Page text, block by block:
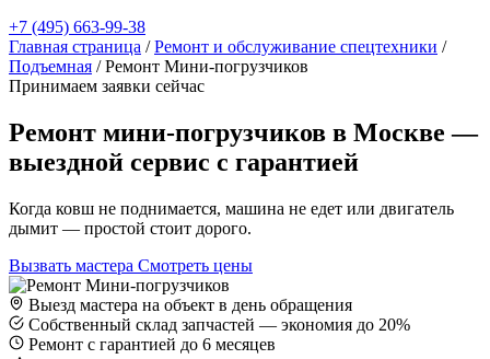
+7 (495) 663-99-38
Главная страница /Ремонт и обслуживание спецтехники /
Подъемная /Ремонт Мини-погрузчиков
Принимаем заявки сейчас
Ремонт мини-погрузчиков в Москве —
выездной сервис с гарантией
Когда ковш не поднимается, машина не едет или двигатель
дымит — простой стоит дорого.
Вызвать мастера Смотреть цены
Выезд мастера на объект в день обращения
Собственный склад запчастей — экономия до 20%
Ремонт с гарантией до 6 месяцев